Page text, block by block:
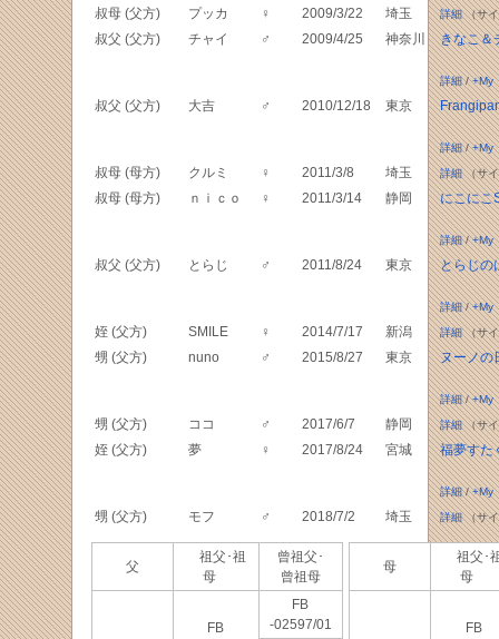
叔母 (父方) プッカ ♀ 2009/3/22 埼玉 詳細（サイ
叔父 (父方) チャイ ♂ 2009/4/25 神奈川 きなこ＆
詳細/+My
叔父 (父方) 大吉 ♂ 2010/12/18 東京
詳細/+My
叔母 (母方) クルミ ♀ 2011/3/8 埼玉 詳細（サイ
叔母 (母方) ｎｉｃｏ ♀ 2011/3/14 静岡 にこにこ
詳細/+My
叔父 (父方) とらじ ♂ 2011/8/24 東京 とらじの
詳細/+My
姪 (父方) SMILE ♀ 2014/7/17 新潟 詳細（サイ
甥 (父方) nuno ♂ 2015/8/27 東京 ヌーノの
詳細/+My
甥 (父方) ココ ♂ 2017/6/7 静岡 詳細（サイ
姪 (父方) 夢 ♀ 2017/8/24 宮城 福夢すた
詳細/+My
甥 (父方) モフ ♂ 2018/7/2 埼玉 詳細（サイ
父
祖父･祖
母
曾祖父･
曾祖母
FB
FB
-02597/01
母
祖父･
母
FB